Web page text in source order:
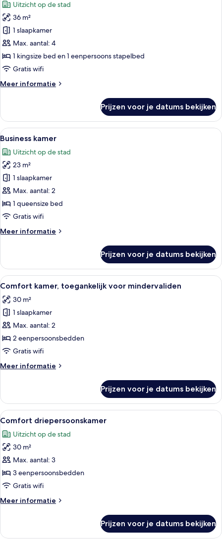
(Open
Bathroom)
voor
Familie
suite
laden
Uitzicht op de stad
36 m²
1 slaapkamer
Max. aantal: 4
1 kingsize bed en 1 eenpersoons stapelbed
Gratis wifi
Meer informatie
Meer
suite
Prijzen voor je datums bekijken
Alle
foto's
voor
Business
kamer
laden
Een moderne hotelkamer met een
4
Business kamer
Uitzicht op de stad
23 m²
1 slaapkamer
Max. aantal: 2
1 queensize bed
Gratis wifi
Meer informatie
Meer
kamer
Prijzen voor je datums bekijken
Alle
foto's
voor
Comfort
kamer,
toegankelijk
voor
laden
Een moderne hotelkamer met een
5
Comfort kamer, toegankelijk voor mindervaliden
30 m²
1 slaapkamer
Max. aantal: 2
2 eenpersoonsbedden
Gratis wifi
Meer informatie
Meer
kamer,
toegankelijk
voor
Prijzen voor je datums bekijken
Alle
foto's
voor
Comfort
driepersoonskamer
laden
Een moderne hotelkamer met een
5
Comfort driepersoonskamer
Uitzicht op de stad
30 m²
Max. aantal: 3
3 eenpersoonsbedden
Gratis wifi
Meer informatie
Meer
driepersoonskamer
Prijzen voor je datums bekijken